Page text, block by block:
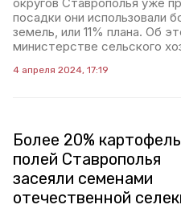
посадки они использовали
земель, или 11% плана. Об
министерстве сельского
4 апреля 2024, 17:19
Более 20%
полей Ставрополья
засеяли семенами
отечественной